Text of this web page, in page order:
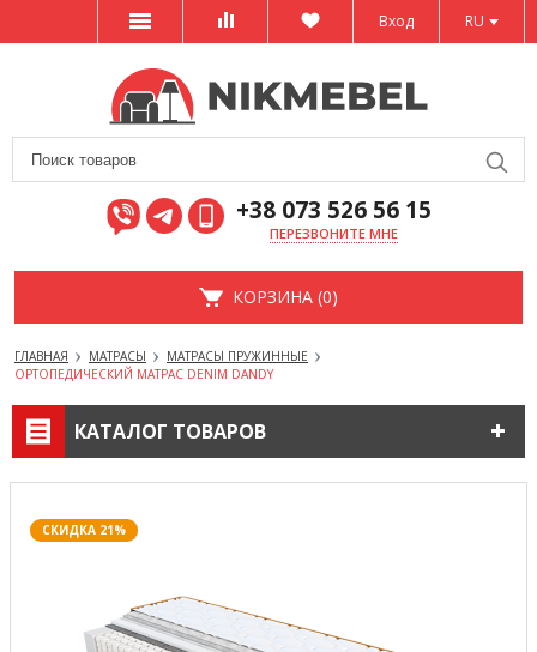
RU
Вход
+38 073 526 56 15
ПЕРЕЗВОНИТЕ МНЕ
КОРЗИНА (0)
ГЛАВНАЯ МАТРАСЫ
МАТРАСЫ ПРУЖИННЫЕ
ОРТОПЕДИЧЕСКИЙ МАТРАС DENIM DANDY
КАТАЛОГ ТОВАРОВ
СКИДКА 21%